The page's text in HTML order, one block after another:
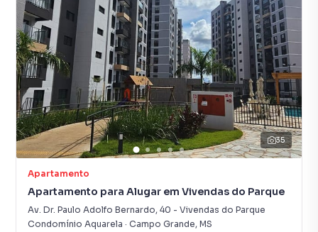
35
Apartamento
Apartamento para Alugar em Vivendas do Parque
Av. Dr. Paulo Adolfo Bernardo, 40 - Vivendas do Parque
Condomínio Aquarela · Campo Grande, MS